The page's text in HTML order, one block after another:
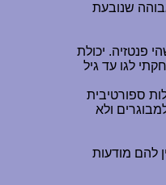
שנובעת
פנטזיה. יכולת
לגו עד גיל
ספורטיבית
ולא
להם מודעות